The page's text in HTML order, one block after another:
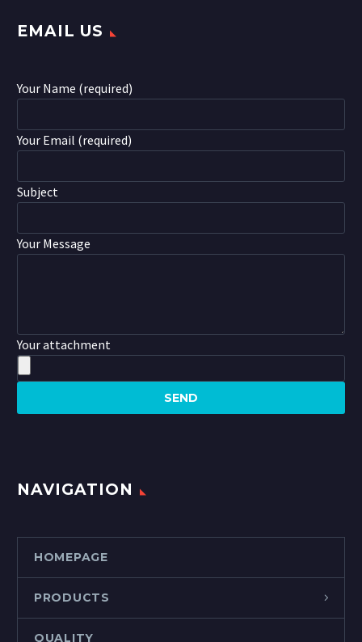
EMAIL US
Your Name (required)
Your Email (required)
Subject
Your Message
Your attachment
NAVIGATION
HOMEPAGE
PRODUCTS
QUALITY